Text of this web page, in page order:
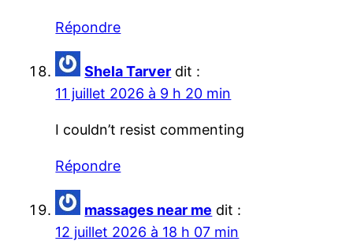
Répondre
Shela Tarver dit :
11 juillet 2026 à 9 h 20 min
I couldn’t resist commenting
Répondre
massages near me dit :
12 juillet 2026 à 18 h 07 min